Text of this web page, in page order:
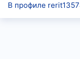
В профиле